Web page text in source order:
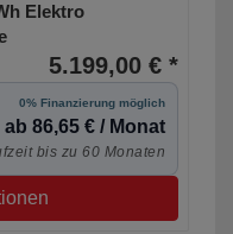
Elektro
5.199,00 € *
0% Finanzierung möglich
ab 86,65 € / Monat
bis zu 60 Monaten